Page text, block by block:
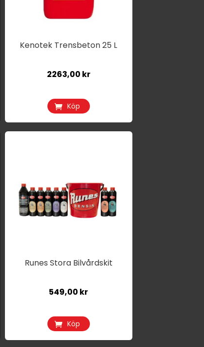
Kenotek Trensbeton 25 L
2263,00 kr
Köp
Runes Stora Bilvårdskit
549,00 kr
Köp